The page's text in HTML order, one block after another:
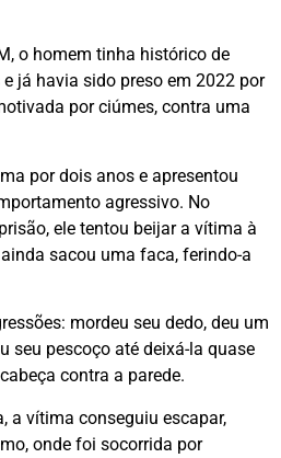
o homem tinha histórico de
já havia sido preso em 2022 por
por ciúmes, contra uma
por dois anos e apresentou
agressivo. No
ele tentou beijar a vítima à
sacou uma faca, ferindo-a
mordeu seu dedo, deu um
seu pescoço até deixá-la quase
contra a parede.
a vítima conseguiu escapar,
onde foi socorrida por